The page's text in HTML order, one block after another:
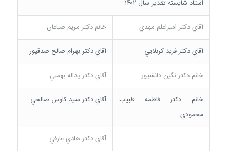
استاد شايسته تقدير سال ۱۴۰۲
آقاي دکتر اميراعلم مهدي خانم دکتر مريم صباغان
آقاي دکتر فريد کربلايي آقاي دکتر بهرام صالح صدق­پور
خانم دکتر نگين دانش­پور آقاي دکتر یداله بهمني
خانم دکتر فاطمه طبيب
محمودي
آقاي دکتر سيد کاوس صالحي
آقاي دکتر هادي عارفي